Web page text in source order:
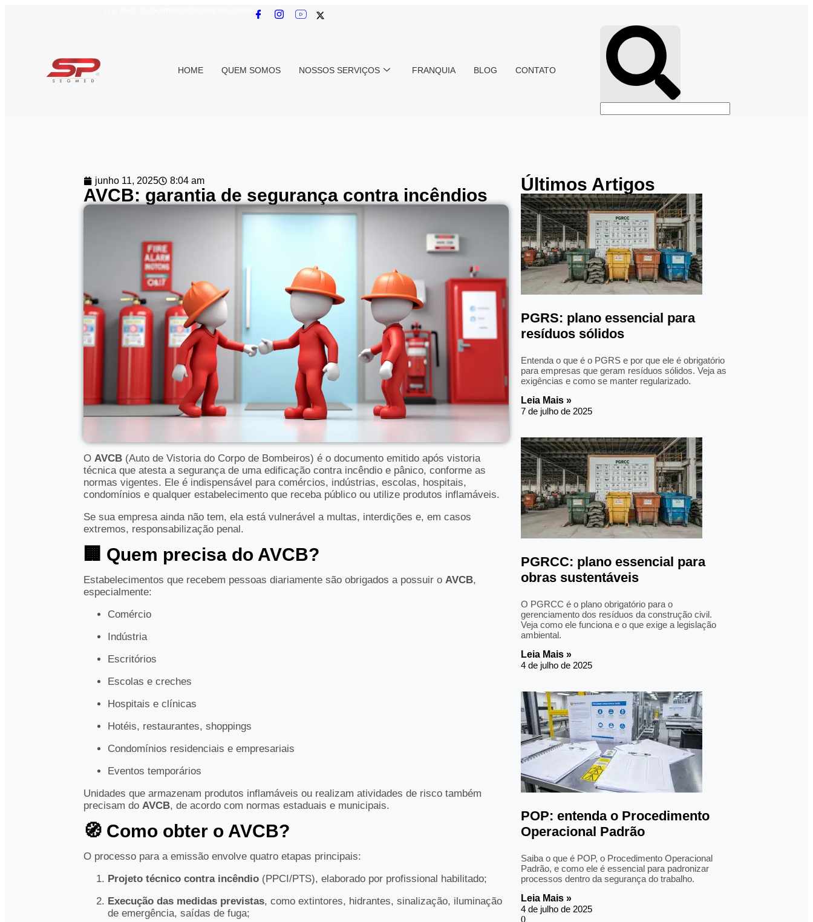
HOME QUEM SOMOS NOSSOS SERVIÇOS FRANQUIA BLOG CONTATO
junho 11, 2025 8:04 am
AVCB: garantia de segurança contra incêndios
O AVCB (Auto de Vistoria do Corpo de Bombeiros) é o documento emitido após vistoria
técnica que atesta a segurança de uma edificação contra incêndio e pânico, conforme as
normas vigentes. Ele é indispensável para comércios, indústrias, escolas, hospitais,
condomínios e qualquer estabelecimento que receba público ou utilize produtos inflamáveis.
Se sua empresa ainda não tem, ela está vulnerável a multas, interdições e, em casos
extremos, responsabilização penal.
🏢 Quem precisa do AVCB?
Estabelecimentos que recebem pessoas diariamente são obrigados a possuir o AVCB,
especialmente:
Comércio
Indústria
Escritórios
Escolas e creches
Hospitais e clínicas
Hotéis, restaurantes, shoppings
Condomínios residenciais e empresariais
Eventos temporários
Unidades que armazenam produtos inflamáveis ou realizam atividades de risco também
precisam do AVCB, de acordo com normas estaduais e municipais.
🧭 Como obter o AVCB?
O processo para a emissão envolve quatro etapas principais:
Projeto técnico contra incêndio (PPCI/PTS), elaborado por profissional habilitado;
Execução das medidas previstas, como extintores, hidrantes, sinalização, iluminação
de emergência, saídas de fuga;
Últimos Artigos
PGRS: plano essencial para
resíduos sólidos
Entenda o que é o PGRS e por que ele é obrigatório
para empresas que geram resíduos sólidos. Veja as
exigências e como se manter regularizado.
Leia Mais »
7 de julho de 2025
PGRCC: plano essencial para
obras sustentáveis
O PGRCC é o plano obrigatório para o
gerenciamento dos resíduos da construção civil.
Veja como ele funciona e o que exige a legislação
ambiental.
Leia Mais »
4 de julho de 2025
POP: entenda o Procedimento
Operacional Padrão
Saiba o que é POP, o Procedimento Operacional
Padrão, e como ele é essencial para padronizar
processos dentro da segurança do trabalho.
Leia Mais »
4 de julho de 2025